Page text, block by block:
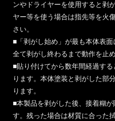
ンやドライヤーを使用すると剥
ヤー等を使う場合は指先等を火
さい。
■「剥がし始め」が最も本体表面
全て剥がし終わるまで動作を止
■貼り付けてから数年間経過す
ります。本体塗装と剥がした部
ります。
■本製品を剥がした後、接着糊
す。残った場合は材質に合った